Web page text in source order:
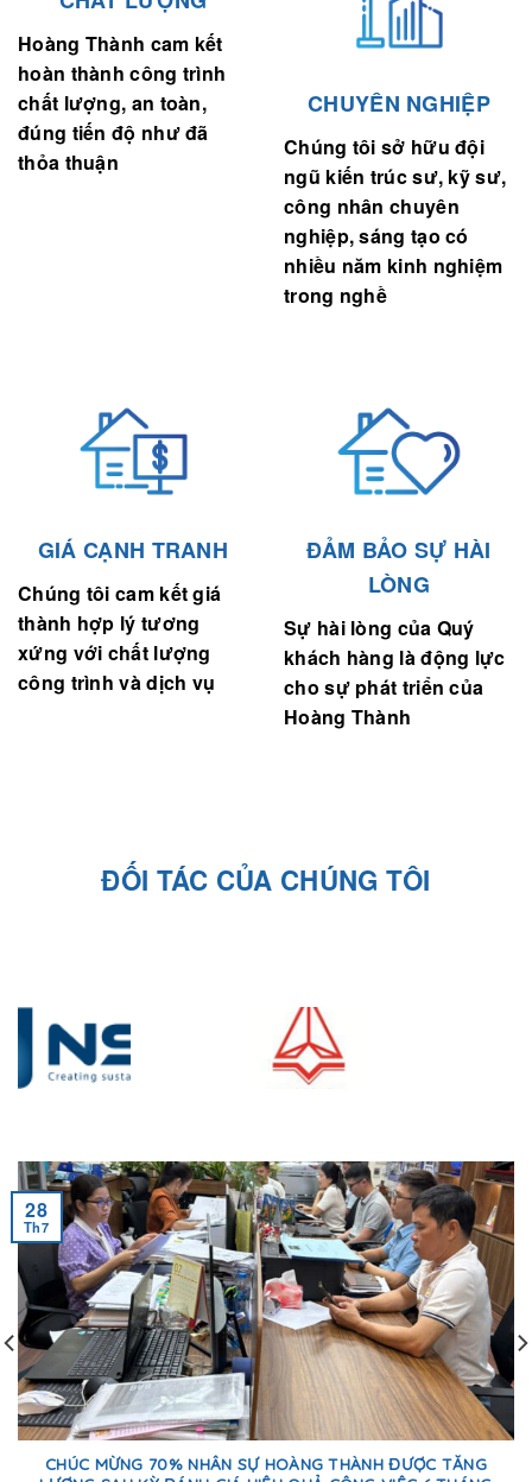
Hoàng Thành cam kết
hoàn thành công trình
chất lượng, an toàn,
đúng tiến độ như đã
thỏa thuận
Chúng tôi sở hữu đội
ngũ kiến trúc sư, kỹ sư,
công nhân chuyên
nghiệp, sáng tạo có
nhiều năm kinh nghiệm
trong nghề
Chúng tôi cam kết giá
thành hợp lý tương
xứng với chất lượng
công trình và dịch vụ
LÒNG
Sự hài lòng của Quý
khách hàng là động lực
cho sự phát triển của
Hoàng Thành
CHÚC MỪNG 70% NHÂN SỰ HOÀNG THÀNH ĐƯỢC TĂNG
LƯƠNG SAU KỲ ĐÁNH GIÁ HIỆU QUẢ CÔNG VIỆC 6 THÁNG
ĐẦU NĂM 2026.
28
Th7